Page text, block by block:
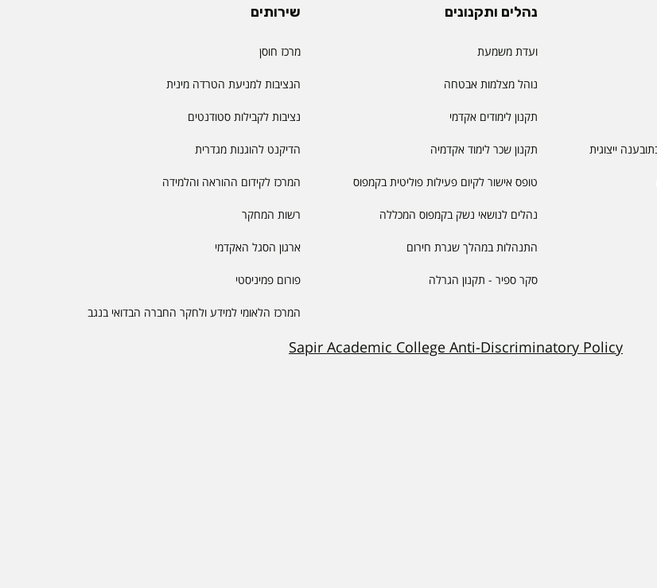
ייצוגית
נהלים ותקנונים
ועדת משמעת
נוהל מצלמות אבטחה
תקנון לימודים אקדמי
תקנון שכר לימוד אקדמיה
טופס אישור לקיום פעילות פוליטית בקמפוס
נהלים לנושאי נשק בקמפוס המכללה
התנהלות במהלך שגרת חירום
סקר ספיר - תקנון הגרלה
שירותים
מרכז חוסן
הנציבות למניעת הטרדה מינית
נציבות לקבילות סטודנטים
הדיקנט להוגנות מגדרית
המרכז לקידום ההוראה והלמידה
רשות המחקר
ארגון הסגל האקדמי
פורום פמיניסטי
המרכז הלאומי למידע ולחקר החברה הבדואי בנגב
Sapir Academic College Anti-Discriminatory Policy